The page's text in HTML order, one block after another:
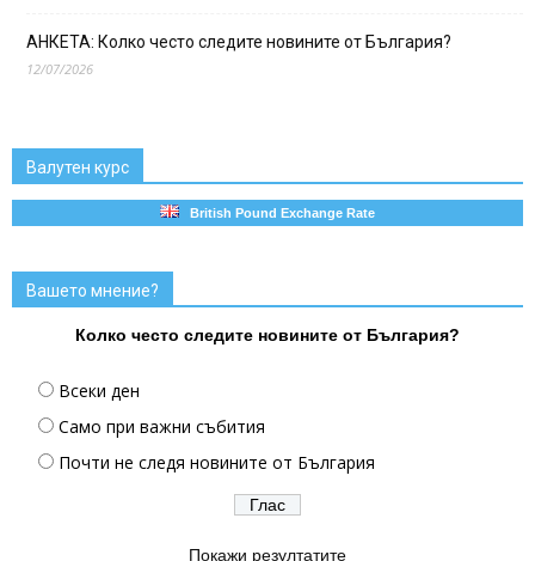
АНКЕТА: Колко често следите новините от България?
12/07/2026
Валутен курс
British Pound Exchange Rate
Вашето мнение?
Колко често следите новините от България?
Всеки ден
Само при важни събития
Почти не следя новините от България
Покажи резултатите